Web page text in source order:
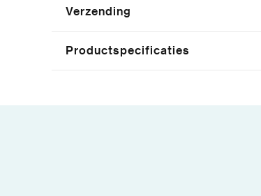
Verzending
Productspecificaties